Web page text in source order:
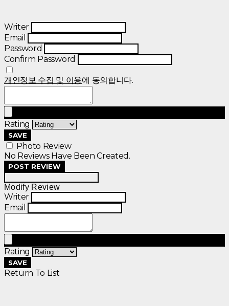
Writer
Email
Password
Confirm Password
개인정보 수집 및 이용에 동의합니다.
Rating
SAVE
Photo Review
No Reviews Have Been Created.
POST REVIEW
Modify Review
Writer
Email
Rating
SAVE
Return To List